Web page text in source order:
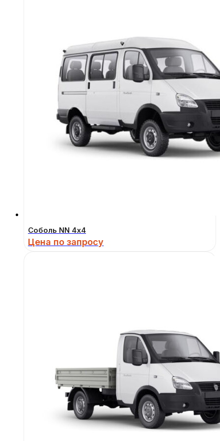
Соболь NN 4х4
Цена по запросу